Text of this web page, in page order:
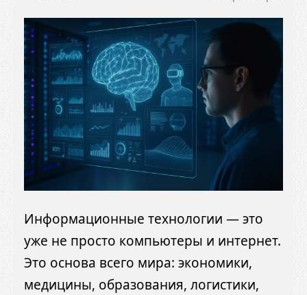
Информационные технологии — это
уже не просто компьютеры и интернет.
Это основа всего мира: экономики,
медицины, образования, логистики,